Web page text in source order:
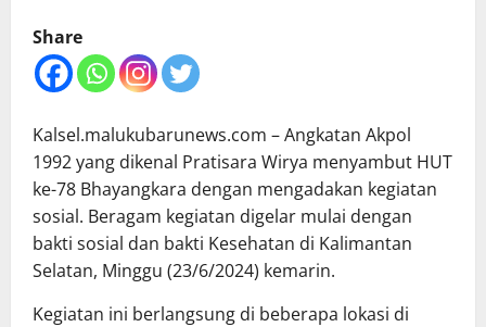
Share
Kalsel.malukubarunews.com – Angkatan Akpol
1992 yang dikenal Pratisara Wirya menyambut HUT
ke-78 Bhayangkara dengan mengadakan kegiatan
sosial. Beragam kegiatan digelar mulai dengan
bakti sosial dan bakti Kesehatan di Kalimantan
Selatan, Minggu (23/6/2024) kemarin.
Kegiatan ini berlangsung di beberapa lokasi di